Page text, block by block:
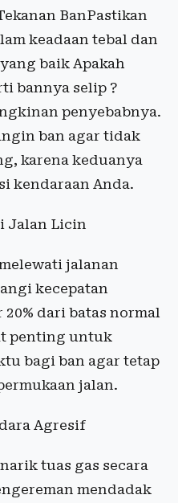
BanPastikan
keadaan tebal dan
baik Apakah
bannya selip ?
penyebabnya.
ban agar tidak
karena keduanya
kendaraan Anda.
Jalan Licin
jalanan
kecepatan
dari batas normal
penting untuk
bagi ban agar tetap
jalan.
Agresif
tuas gas secara
mendadak